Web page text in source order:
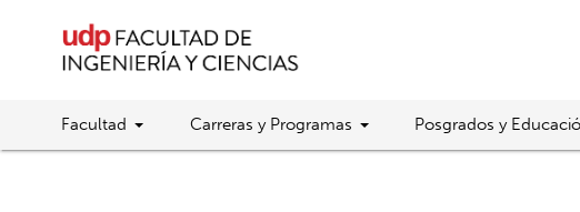
Facultad Carreras y Programas Posgrados y